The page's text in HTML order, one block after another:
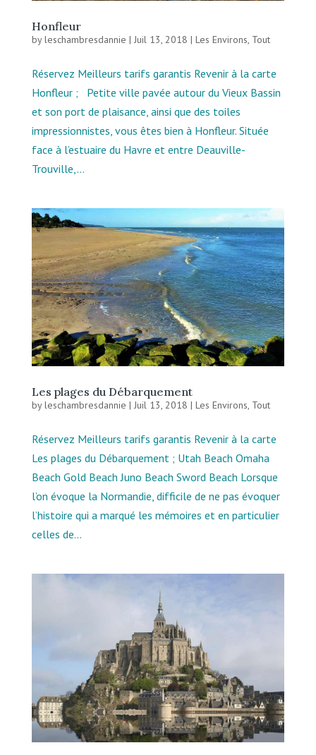
Honfleur
byleschambresdannie | Juil 13, 2018 | Les Environs, Tout
Réservez Meilleurs tarifs garantis Revenir à la carte
Honfleur ; Petite ville pavée autour du Vieux Bassin
et son port de plaisance, ainsi que des toiles
impressionnistes, vous êtes bien à Honfleur. Située
face à l’estuaire du Havre et entre Deauville-
Trouville,...
Les plages du Débarquement
byleschambresdannie | Juil 13, 2018 | Les Environs, Tout
Réservez Meilleurs tarifs garantis Revenir à la carte
Les plages du Débarquement ; Utah Beach Omaha
Beach Gold Beach Juno Beach Sword Beach Lorsque
l’on évoque la Normandie, difficile de ne pas évoquer
l’histoire qui a marqué les mémoires et en particulier
celles de...